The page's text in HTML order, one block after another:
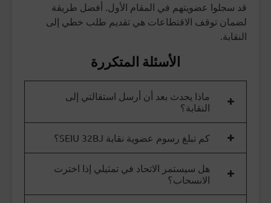
قد سجلوا عضويتهم في المقام الأول. أفضل طريقة
لضمان توقف الاقتطاعات هي تقديم طلب خطي إلى
النقابة.
الأسئلة المتكررة
ماذا يحدث بعد أن أرسل استقالتي إلى
النقابة؟
كم تبلغ رسوم عضوية نقابة SEIU 32BJ؟
هل سيستمر الاتحاد في تمثيلي إذا اخترت
الانسحاب؟